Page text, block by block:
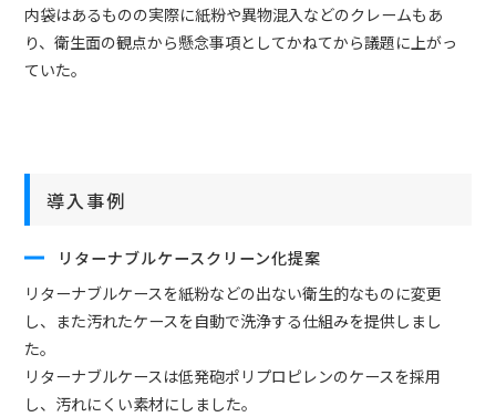
内袋はあるものの実際に紙粉や異物混入などのクレームもあ
り、衛生面の観点から懸念事項としてかねてから議題に上がっ
ていた。
導入事例
リターナブルケースクリーン化提案
リターナブルケースを紙粉などの出ない衛生的なものに変更
し、また汚れたケースを自動で洗浄する仕組みを提供しまし
た。
リターナブルケースは低発砲ポリプロピレンのケースを採用
し、汚れにくい素材にしました。